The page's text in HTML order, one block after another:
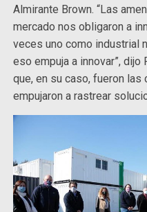
Almirante Brown. “Las
mercado nos obligaron a
veces uno como industrial
eso empuja a innovar”,
que, en su caso, fueron
empujaron a rastrear